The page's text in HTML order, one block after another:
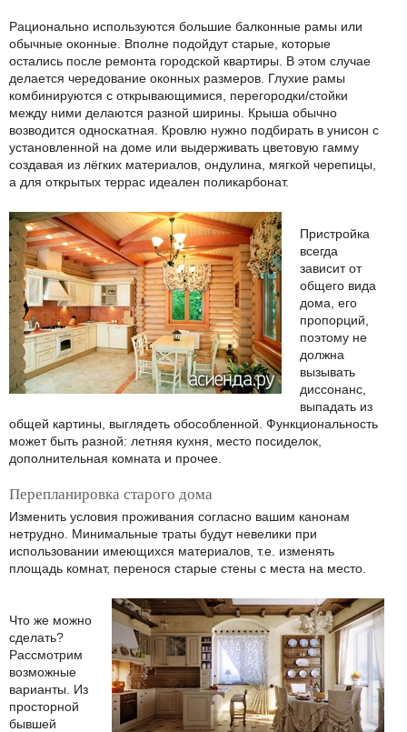
Рационально используются большие балконные рамы или
обычные оконные. Вполне подойдут старые, которые
остались после ремонта городской квартиры. В этом случае
делается чередование оконных размеров. Глухие рамы
комбинируются с открывающимися, перегородки/стойки
между ними делаются разной ширины. Крыша обычно
возводится односкатная. Кровлю нужно подбирать в унисон с
установленной на доме или выдерживать цветовую гамму
создавая из лёгких материалов, ондулина, мягкой черепицы,
а для открытых террас идеален поликарбонат.
Пристройка
всегда
зависит от
общего вида
дома, его
пропорций,
поэтому не
должна
вызывать
диссонанс,
выпадать из
общей картины, выглядеть обособленной. Функциональность
может быть разной: летняя кухня, место посиделок,
дополнительная комната и прочее.
Перепланировка старого дома
Изменить условия проживания согласно вашим канонам
нетрудно. Минимальные траты будут невелики при
использовании имеющихся материалов, т.е. изменять
площадь комнат, перенося старые стены с места на место.
Что же можно
сделать?
Рассмотрим
возможные
варианты. Из
просторной
бывшей